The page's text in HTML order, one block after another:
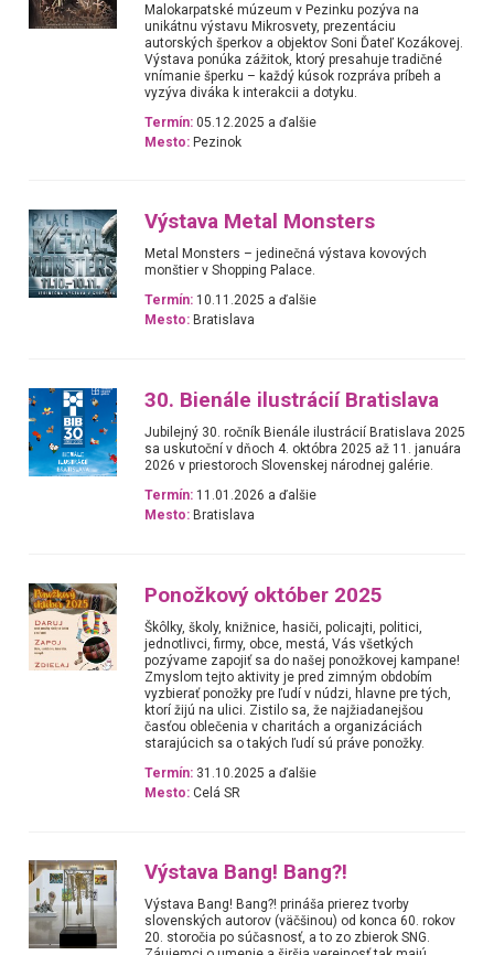
Malokarpatské múzeum v Pezinku pozýva na
unikátnu výstavu Mikrosvety, prezentáciu
autorských šperkov a objektov Soni Ďateľ Kozákovej.
Výstava ponúka zážitok, ktorý presahuje tradičné
vnímanie šperku – každý kúsok rozpráva príbeh a
vyzýva diváka k interakcii a dotyku.
Termín: 05.12.2025 a ďalšie
Mesto: Pezinok
Výstava Metal Monsters
Metal Monsters – jedinečná výstava kovových
monštier v Shopping Palace.
Termín: 10.11.2025 a ďalšie
Mesto: Bratislava
30. Bienále ilustrácií Bratislava
Jubilejný 30. ročník Bienále ilustrácií Bratislava 2025
sa uskutoční v dňoch 4. októbra 2025 až 11. januára
2026 v priestoroch Slovenskej národnej galérie.
Termín: 11.01.2026 a ďalšie
Mesto: Bratislava
Ponožkový október 2025
Škôlky, školy, knižnice, hasiči, policajti, politici,
jednotlivci, firmy, obce, mestá, Vás všetkých
pozývame zapojiť sa do našej ponožkovej kampane!
Zmyslom tejto aktivity je pred zimným obdobím
vyzbierať ponožky pre ľudí v núdzi, hlavne pre tých,
ktorí žijú na ulici. Zistilo sa, že najžiadanejšou
časťou oblečenia v charitách a organizáciách
starajúcich sa o takých ľudí sú práve ponožky.
Termín: 31.10.2025 a ďalšie
Mesto: Celá SR
Výstava Bang! Bang?!
Výstava Bang! Bang?! prináša prierez tvorby
slovenských autorov (väčšinou) od konca 60. rokov
20. storočia po súčasnosť, a to zo zbierok SNG.